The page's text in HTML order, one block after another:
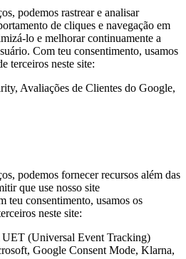
podemos rastrear e analisar
de cliques e navegação em
lo e melhorar continuamente a
Com teu consentimento, usamos
terceiros neste site:
Avaliações de Clientes do Google,
podemos fornecer recursos além das
que use nosso site
teu consentimento, usamos os
neste site:
UET (Universal Event Tracking)
Google Consent Mode, Klarna,